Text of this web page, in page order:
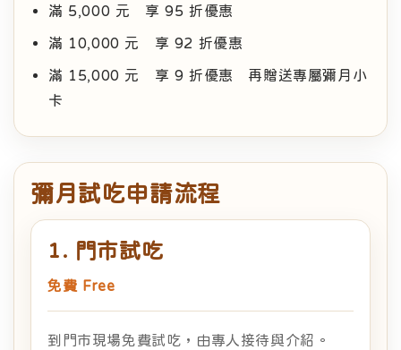
滿 5,000 元 享 95 折優惠
滿 10,000 元 享 92 折優惠
滿 15,000 元 享 9 折優惠 再贈送專屬彌月小
卡
彌月試吃申請流程
1. 門市試吃
免費 Free
到門市現場免費試吃，由專人接待與介紹。